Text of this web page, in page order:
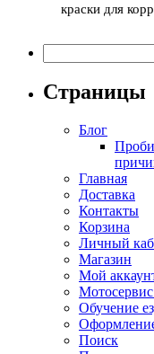
краски для
Страницы
Блог
Главная
Доставка
Контакты
Корзина
Личный
Магазин
Мой
Обучение
Оформление
Поиск